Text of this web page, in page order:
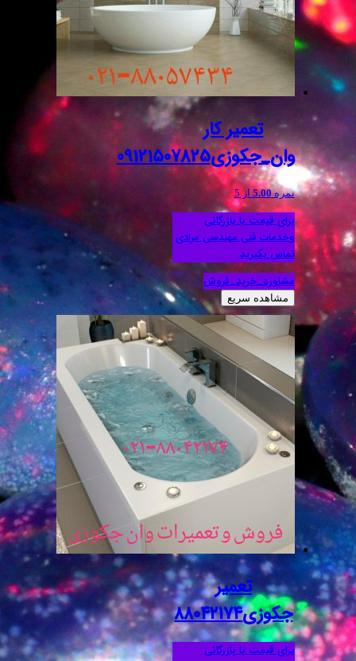
تعمیر کار
وان_جکوزی09121507825
نمره5.00از 5
برای قیمت با بازرگانی
وخدمات فنی مهندسی مرادی
تماس بگیرید
مشاوره_خرید_فروش
مشاهده سریع
تعمیر
جکوزی۸۸۰۴۲۱۷۴
برای قیمت با بازرگانی